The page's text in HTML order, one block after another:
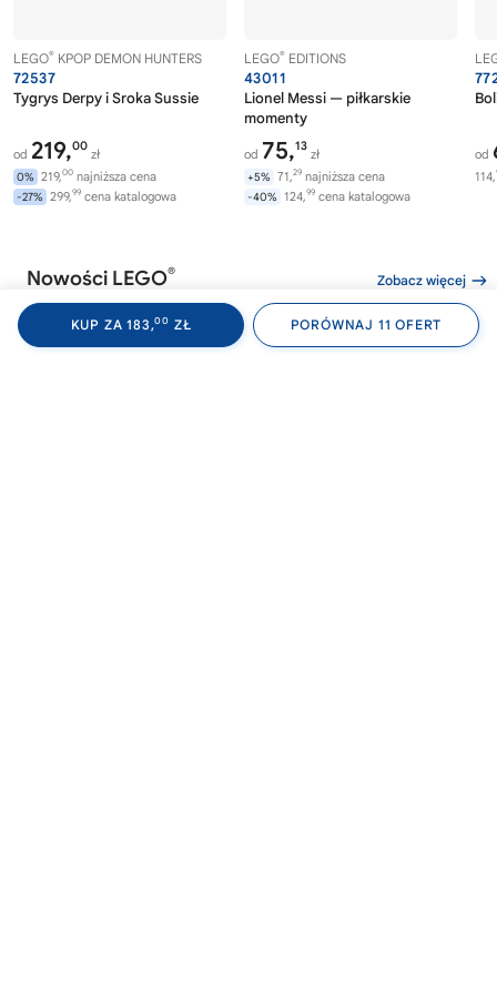
KUP ZA 183,00 ZŁ PORÓWNAJ 11 OFERT
LEGO® KPOP DEMON HUNTERS
72537
Tygrys Derpy i Sroka Sussie
od 219,00
zł
0% 219,00 najniższa cena
-27% 299,99 cena katalogowa
LEGO® EDITIONS
43011
Lionel Messi — piłkarskie
momenty
od 75,13
zł
+5% 71,29 najniższa cena
-40% 124,99 cena katalogowa
od
114,
Nowości LEGO® Zobacz więcej